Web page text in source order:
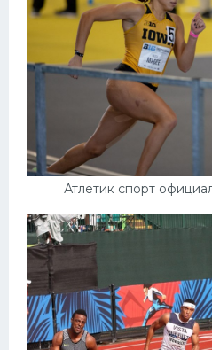
Атлетик спорт